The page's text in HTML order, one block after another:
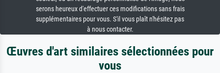
serons heureux d'effectuer ces modifications sans frais
supplémentaires pour vous. S'il vous plaît n'hésitez pas
à nous contacter.
Œuvres d'art similaires sélectionnées pour
vous